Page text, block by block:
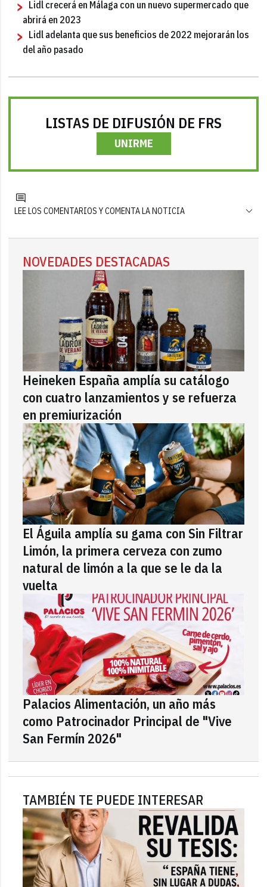
Lidl crecerá en Málaga con un nuevo supermercado que
abrirá en 2023
Lidl adelanta que sus beneficios de 2022 mejorarán los
del año pasado
LISTAS DE DIFUSIÓN DE FRS
UNIRME
LEE LOS COMENTARIOS Y COMENTA LA NOTICIA
NOVEDADES DESTACADAS
Heineken España amplía su catálogo
con cuatro lanzamientos y se refuerza
en premiurización
El Águila amplía su gama con Sin Filtrar
Limón, la primera cerveza con zumo
natural de limón a la que se le da la
vuelta
Palacios Alimentación, un año más
como Patrocinador Principal de "Vive
San Fermín 2026"
TAMBIÉN TE PUEDE INTERESAR